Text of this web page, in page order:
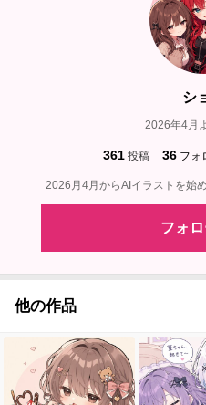
シ
2026年4月
361 投稿 36 フォ
2026月4月からAIイラストを始
フォ
他の作品